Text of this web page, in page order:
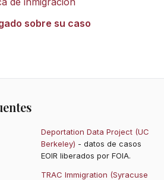
sobre su caso
Deportation Data Project (UC
Berkeley) - datos de casos
EOIR liberados por FOIA.
TRAC Immigration (Syracuse